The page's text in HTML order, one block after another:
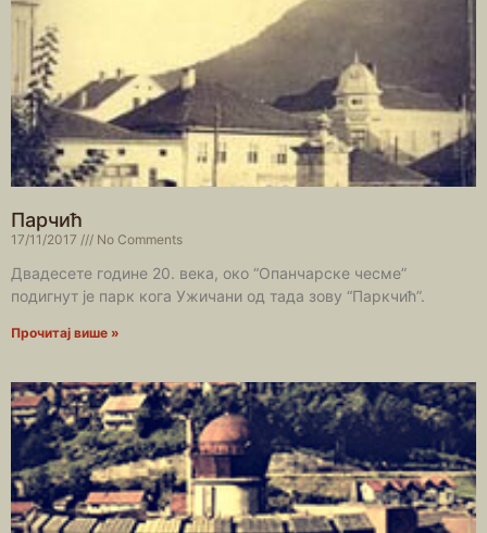
Парчић
17/11/2017 No Comments
Двадесете године 20. века, око “Опанчарске чесме”
подигнут је парк кога Ужичани од тада зову “Паркчић”.
Прочитај више »